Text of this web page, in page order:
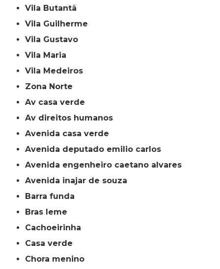
Vila Butantã
Vila Guilherme
Vila Gustavo
Vila Maria
Vila Medeiros
Zona Norte
av casa verde
av direitos humanos
avenida casa verde
avenida deputado emilio carlos
avenida engenheiro caetano alvares
avenida inajar de souza
barra funda
bras leme
cachoeirinha
casa verde
chora menino